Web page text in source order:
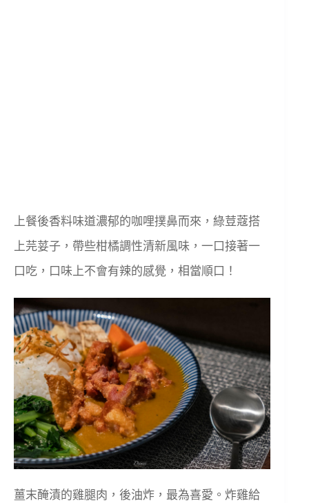
上餐後香料味道濃郁的咖哩撲鼻而來，綠荳蔻搭
上芫荽子，帶些柑橘調性清新風味，一口接著一
口吃，口味上不會有辣的感覺，相當順口！
薑末醃漬的雞腿肉，後油炸，最為喜愛。炸雞給